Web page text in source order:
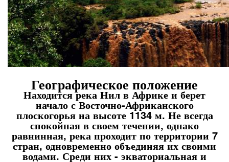
Географическое положение
Находится река Нил в Африке и берет
начало с Восточно-Африканского
плоскогорья на высоте 1134 м. Не всегда
спокойная в своем течении, однако
равнинная, река проходит по территории 7
стран, одновременно объединяя их своими
водами. Среди них - экваториальная и